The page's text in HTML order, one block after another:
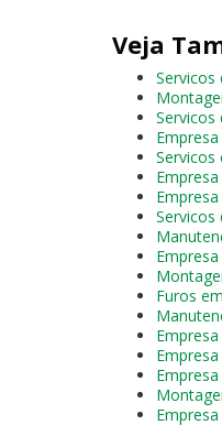
Veja
Servicos
Servicos
Servicos
Furos